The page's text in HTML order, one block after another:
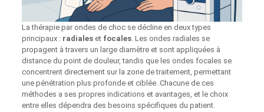
La thérapie par ondes de choc se décline en deux types
principaux : radialeset focales. Les ondes radiales se
propagent à travers un large diamètre et sont appliquées à
distance du point de douleur, tandis que les ondes focales se
concentrent directement sur la zone de traitement, permettant
une pénétration plus profonde et ciblée. Chacune de ces
méthodes a ses propres indications et avantages, et le choix
entre elles dépendra des besoins spécifiques du patient.